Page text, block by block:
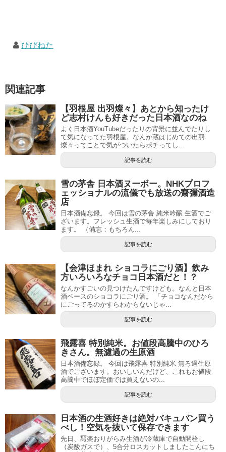
ひびねた
関連記事
【羽根屋 出羽燦々】あとから知ったけ
ど志村けんも好きだった日本酒なのね
よく日本酒YouTubeだったりの背景に並んでたりし
て気になってた羽根屋。なんか蔵はじめての出羽
燦々ってことで気がついたらポチってし...
記事を読む
雪の茅舎 日本酒ヌーボー。NHKプロフ
ェッショナルの流儀でも放送の齋彌酒造
店
日本酒備忘録。 今回は雪の茅舎 純米吟醸 生酒でご
ざいます。フレッシュ生酒で毎年楽しみにしており
ます。 （備忘：もちろん...
記事を読む
【会津ほまれ ショコラにごり酒】飲み
方いろいろなチョコ日本酒だと！？
なんかすごいの見つけたんですけども。なんと日本
酒ベースのショコラにごり酒。 「チョコなんだから
にごってるのかすらわからないじゃ...
記事を読む
飛露喜 特別純米。お値段高騰中のひろ
きさん。無濾過の生原酒
日本酒備忘録。 今回は飛露喜 特別純米 無ろ過生原
酒でございます。おいしいんだけど、これもお値段
高騰中でほぼ定価では買えないの...
記事を読む
日本酒の生酒好きは絶対バキュバン買う
べし！空気を抜いて保存できます
先日、冩楽おりがらみ生酒が冷蔵庫で自動開栓し
（炭酸ガスで）、5合分ロスカットしましたこんにち